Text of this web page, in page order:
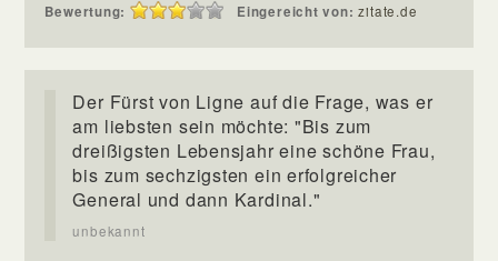
Bewertung: Eingereicht von:zitate.de
Der Fürst von Ligne auf die Frage, was er
am liebsten sein möchte: "Bis zum
dreißigsten Lebensjahr eine schöne Frau,
bis zum sechzigsten ein erfolgreicher
General und dann Kardinal."
unbekannt